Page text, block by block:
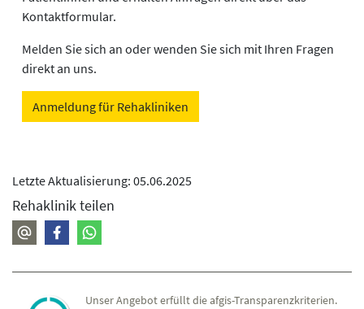
Kontaktformular.
Melden Sie sich an oder wenden Sie sich mit Ihren Fragen
direkt an uns.
Anmeldung für Rehakliniken
Letzte Aktualisierung: 05.06.2025
Rehaklinik teilen
Unser Angebot erfüllt die afgis-Transparenzkriterien.